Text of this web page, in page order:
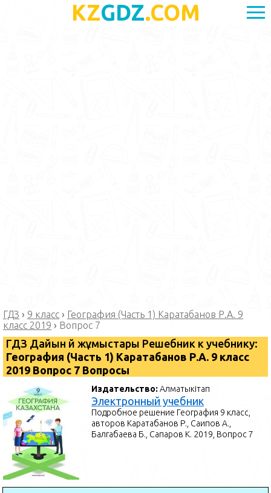
KZGDZ.COM
ГДЗ › 9 класс › География (Часть 1) Каратабанов Р.А. 9
класс 2019 › Вопрос 7
ГДЗ Дайын үй жұмыстары Решебник к учебнику:
География (Часть 1) Каратабанов Р.А. 9 класс
2019 Вопрос 7 Вопросы
Издательство:Алматыкітап
Электронный учебник
Подробное решение География 9 класс,
авторов Каратабанов Р., Саипов А.,
Балгабаева Б., Сапаров К. 2019, Вопрос 7